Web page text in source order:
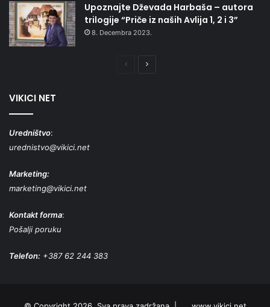
Upoznajte Dževada Harbaša – autora
trilogije “Priče iz naših Avlija 1, 2 i 3”
8. Decembra 2023.
PrethodnaNaredna
VIKICI NET
Uredništvo:
urednistvo@vikici.net
Marketing:
marketing@vikici.net
Kontakt forma:
Pošalji poruku
Telefon: +387 62 244 383